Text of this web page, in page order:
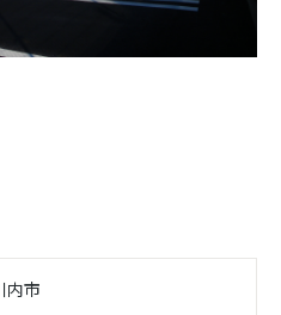
内市